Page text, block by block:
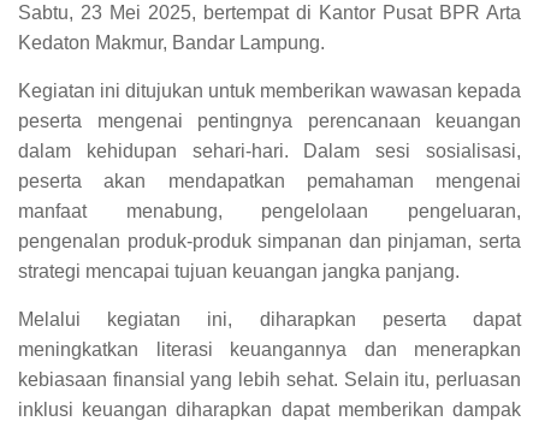
Sabtu, 23 Mei 2025, bertempat di Kantor Pusat BPR Arta
Kedaton Makmur, Bandar Lampung.
Kegiatan ini ditujukan untuk memberikan wawasan kepada
peserta mengenai pentingnya perencanaan keuangan
dalam kehidupan sehari-hari. Dalam sesi sosialisasi,
peserta akan mendapatkan pemahaman mengenai
manfaat menabung, pengelolaan pengeluaran,
pengenalan produk-produk simpanan dan pinjaman, serta
strategi mencapai tujuan keuangan jangka panjang.
Melalui kegiatan ini, diharapkan peserta dapat
meningkatkan literasi keuangannya dan menerapkan
kebiasaan finansial yang lebih sehat. Selain itu, perluasan
inklusi keuangan diharapkan dapat memberikan dampak